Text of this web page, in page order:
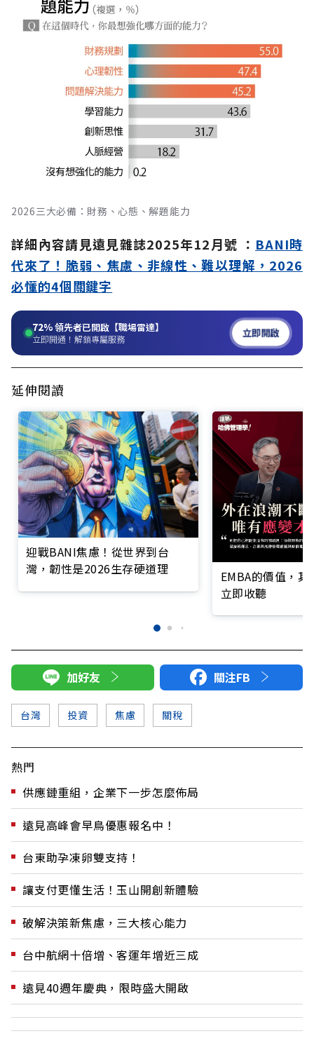
2026三大必備：財務、心態、解題能力
詳細內容請見遠見雜誌2025年12月號 ： BANI時
代來了！脆弱、焦慮、非線性、難以理解，2026
必懂的4個關鍵字
72%領先者已開啟【職場雷達】
立即開通！解鎖專屬服務 立即開啟
延伸閱讀
迎戰BANI焦慮！從世界到台
灣，韌性是2026生存硬道理
EMBA的價值，
立即收聽
加好友 關注FB
台灣 投資 焦慮 關稅
熱門
供應鏈重組，企業下一步怎麼佈局
遠見高峰會早鳥優惠報名中！
台東助孕凍卵雙支持！
讓支付更懂生活！玉山開創新體驗
破解決策新焦慮，三大核心能力
台中航網十倍增、客運年增近三成
遠見40週年慶典，限時盛大開啟